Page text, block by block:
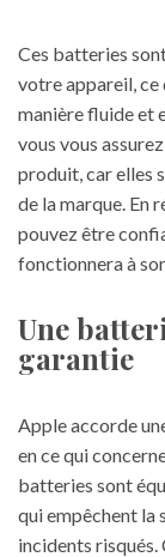
Ces batteries
votre appareil, ce
manière fluide et
vous vous
produit, car elles
de la marque. En
pouvez être
fonctionnera à
Une
garantie
Apple accorde
en ce qui
batteries sont
qui empêchent la
incidents risqués.